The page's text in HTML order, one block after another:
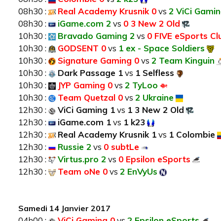
08h30 :
Real Academy Krusnik 0vs 2 ViCi
08h30 :
iGame.com 2 vs 0 3 New 2 Old
10h30 :
Bravado Gaming 2 vs 0 FIVE eSports
10h30 :
GODSENT 0vs 1 ex - Space Soldiers
10h30 :
Signature Gaming 0vs 2 Team Kinguin
10h30 :
Dark Passage 1vs 1 Selfless
10h30 :
JYP Gaming 0vs 2 TyLoo
10h30 :
Team Quetzal 0vs 2 Ukraine
12h30 :
ViCi Gaming 1vs 1 3 New 2 Old
12h30 :
iGame.com 1vs 1 k23
12h30 :
Real Academy Krusnik 1vs 1 Colombie
12h30 :
Russie 2 vs 0 subtLe
12h30 :
Virtus.pro 2 vs 0 Epsilon eSports
12h30 :
Team oNe 0vs 2 EnVyUs
Samedi 14 Janvier 2017